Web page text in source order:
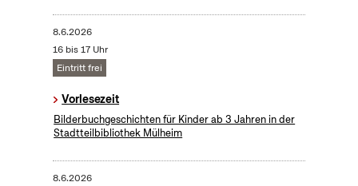
8.6.2026
16 bis 17 Uhr
Eintritt frei
Vorlesezeit
Bilderbuchgeschichten für Kinder ab 3 Jahren in der
Stadtteilbibliothek Mülheim
8.6.2026